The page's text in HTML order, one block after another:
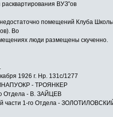
расквартирования ВУЗ”ов
помещений Клуба
Во
люди размещены скученно.
1926 г. Нр. 131с/1277
- ТРОЯНКЕР
Отдела - В. ЗАЙЦЕВ
части 1-го Отдела -